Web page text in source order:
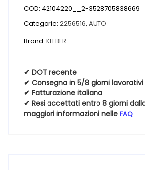
TRANSPRO
4S
112/110R
4
Stagioni
quantità
COD:42104220__2-3528705838669
Categorie:2256516,AUTO
Brand:KLEBER
✔ DOT recente
✔ Consegna in 5/8 giorni lavorativi
✔ Fatturazione italiana
✔ Resi accettati entro 8 giorni
maggiori informazioni nelleFAQ